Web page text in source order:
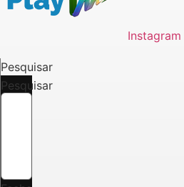
Instagram
Pesquisar
Pesquisar